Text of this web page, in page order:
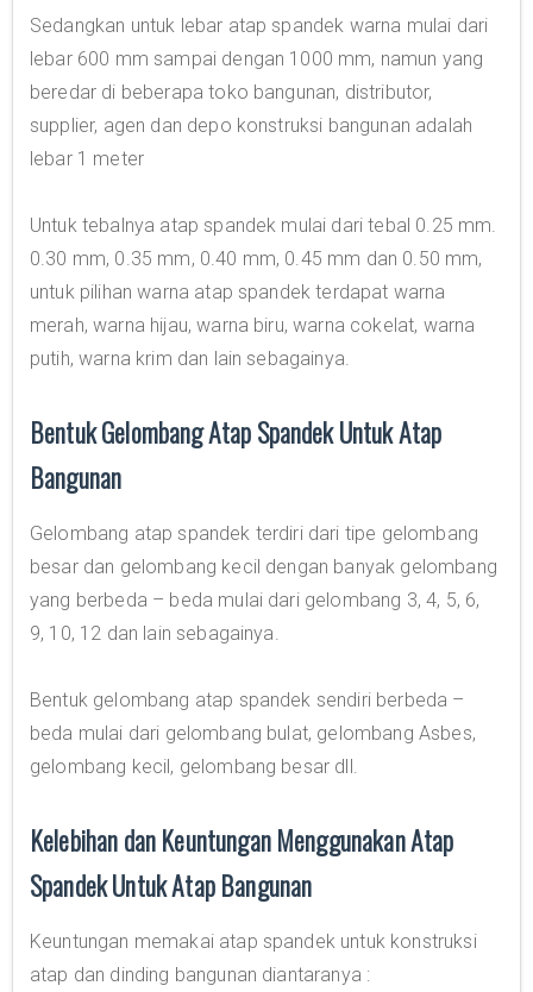
Sedangkan untuk lebar atap spandek warna mulai dari
lebar 600 mm sampai dengan 1000 mm, namun yang
beredar di beberapa toko bangunan, distributor,
supplier, agen dan depo konstruksi bangunan adalah
lebar 1 meter
Untuk tebalnya atap spandek mulai dari tebal 0.25 mm.
0.30 mm, 0.35 mm, 0.40 mm, 0.45 mm dan 0.50 mm,
untuk pilihan warna atap spandek terdapat warna
merah, warna hijau, warna biru, warna cokelat, warna
putih, warna krim dan lain sebagainya.
Bentuk Gelombang Atap Spandek Untuk Atap
Bangunan
Gelombang atap spandek terdiri dari tipe gelombang
besar dan gelombang kecil dengan banyak gelombang
yang berbeda – beda mulai dari gelombang 3, 4, 5, 6,
9, 10, 12 dan lain sebagainya.
Bentuk gelombang atap spandek sendiri berbeda –
beda mulai dari gelombang bulat, gelombang Asbes,
gelombang kecil, gelombang besar dll.
Kelebihan dan Keuntungan Menggunakan Atap
Spandek Untuk Atap Bangunan
Keuntungan memakai atap spandek untuk konstruksi
atap dan dinding bangunan diantaranya :